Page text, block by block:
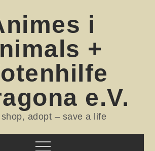
i
+
e.V.
adopt – save a life
Menu